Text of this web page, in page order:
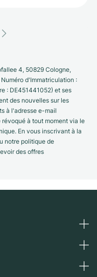
4, 50829 Cologne,
d'Immatriculation :
: DE451441052) et ses
des nouvelles sur les
à l'adresse e-mail
à tout moment via le
En vous inscrivant à la
notre politique de
des offres